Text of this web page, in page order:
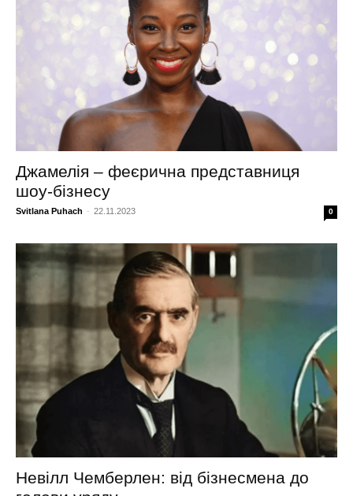
Джамелія – феєрична представниця
шоу-бізнесу
Svitlana Puhach - 22.11.2023 0
Невілл Чемберлен: від бізнесмена до